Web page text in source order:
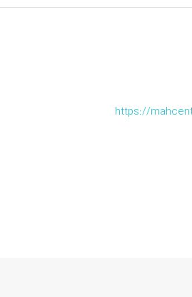
https://